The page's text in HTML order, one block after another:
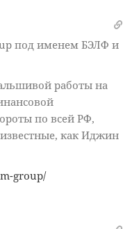
под именем БЭЛФ и
работы на
по всей РФ,
как Иджин
group/